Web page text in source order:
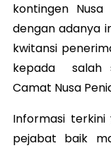
kontingen Nusa
dengan adanya
kwitansi
kepada salah
Camat Nusa
Informasi terkini
pejabat baik